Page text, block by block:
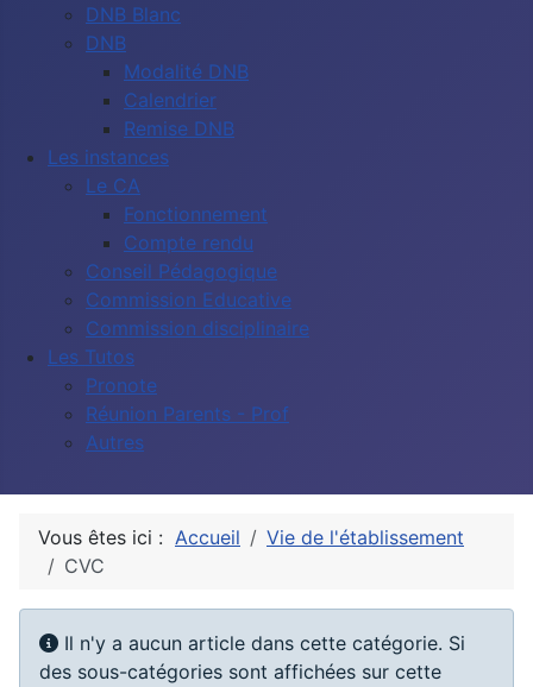
DNB Blanc
DNB
Modalité DNB
Calendrier
Remise DNB
Les instances
Le CA
Fonctionnement
Compte rendu
Conseil Pédagogique
Commission Educative
Commission disciplinaire
Les Tutos
Pronote
Réunion Parents - Prof
Autres
Vous êtes ici : Accueil
Vie de l'établissement
CVC
Info
Il n'y a aucun article dans cette catégorie. Si
des sous-catégories sont affichées sur cette